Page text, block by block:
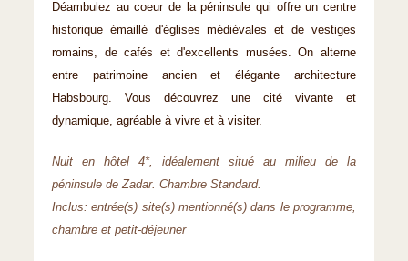
Déambulez au coeur de la péninsule qui offre un centre
historique émaillé d'églises médiévales et de vestiges
romains, de cafés et d'excellents musées. On alterne
entre patrimoine ancien et élégante architecture
Habsbourg. Vous découvrez une cité vivante et
dynamique, agréable à vivre et à visiter.
Nuit en hôtel 4*, idéalement situé au milieu de la
péninsule de Zadar. Chambre Standard.
Inclus: entrée(s) site(s) mentionné(s) dans le programme,
chambre et petit-déjeuner